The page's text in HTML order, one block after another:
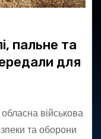
пальне та
для
військова
та оборони